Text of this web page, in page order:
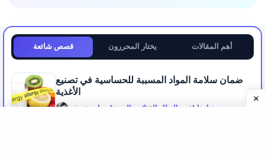
قصص شائعة يختار المحررون أهم المقالات
ضمان سلامة المواد المسببة للحساسية في تصنيع
الأغذية
في نباديتا (خبير النظام الغذائي والصحة) ، ماجستير